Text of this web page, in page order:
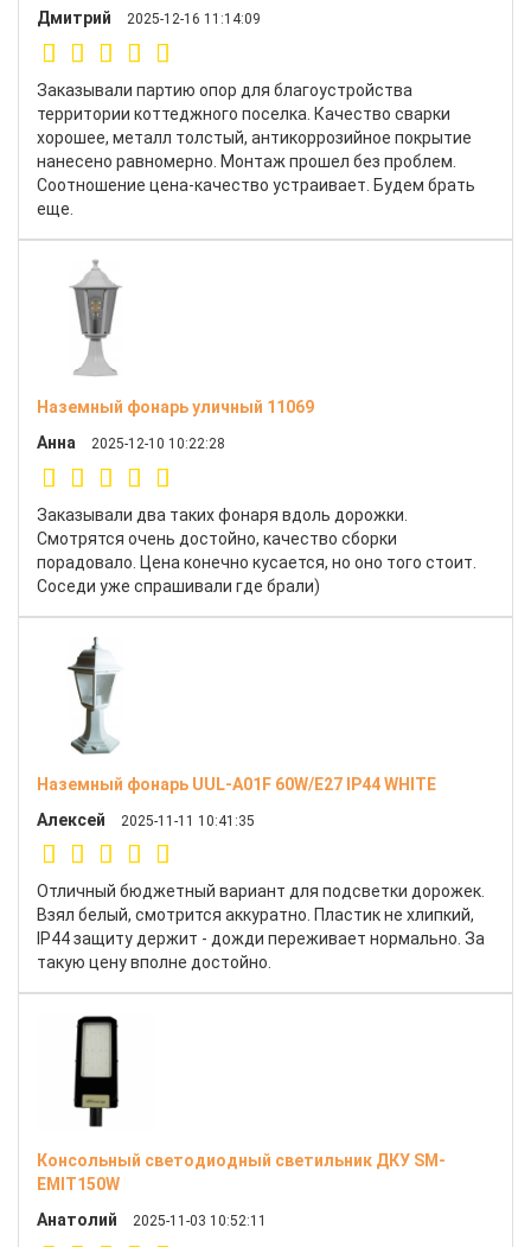
Дмитрий
2025-12-16 11:14:09
Заказывали партию опор для благоустройства
территории коттеджного поселка. Качество сварки
хорошее, металл толстый, антикоррозийное покрытие
нанесено равномерно. Монтаж прошел без проблем.
Соотношение цена-качество устраивает. Будем брать
еще.
Наземный фонарь уличный 11069
Анна
2025-12-10 10:22:28
Заказывали два таких фонаря вдоль дорожки.
Смотрятся очень достойно, качество сборки
порадовало. Цена конечно кусается, но оно того стоит.
Соседи уже спрашивали где брали)
Наземный фонарь UUL-A01F 60W/E27 IP44 WHITE
Алексей
2025-11-11 10:41:35
Отличный бюджетный вариант для подсветки дорожек.
Взял белый, смотрится аккуратно. Пластик не хлипкий,
IP44 защиту держит - дожди переживает нормально. За
такую цену вполне достойно.
Консольный светодиодный светильник ДКУ SM-
EMIT150W
Анатолий
2025-11-03 10:52:11